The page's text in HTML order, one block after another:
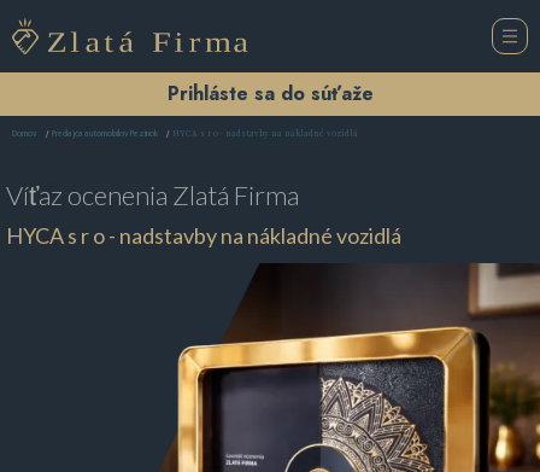
Prihláste sa do súťaže
Domov Predajca automobilov Pezinok HYCA s r o - nadstavby na nákladné vozidlá
Víťaz ocenenia Zlatá Firma
HYCA s r o - nadstavby na nákladné vozidlá